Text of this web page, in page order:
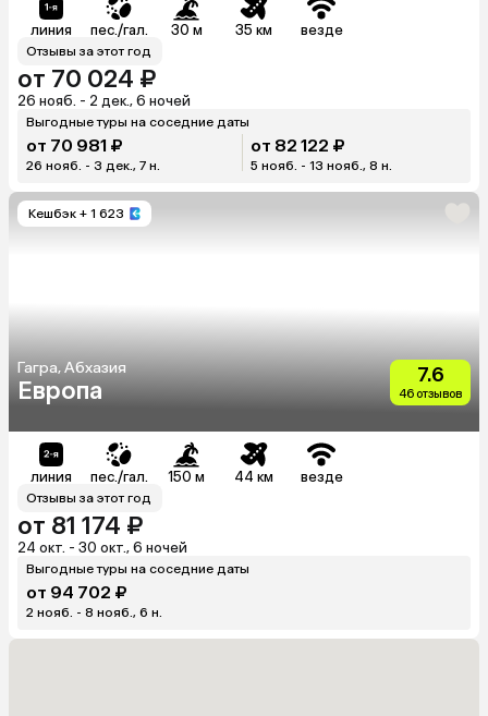
линия пес./гал. 30 м 35 км везде
Отзывы за этот год
от 70 024 ₽
26 нояб. - 2 дек., 6 ночей
Выгодные туры на соседние даты
от 70 981 ₽
26 нояб. - 3 дек., 7 н.
от 82 122 ₽
5 нояб. - 13 нояб., 8 н.
Кешбэк + 1 623
Гагра, Абхазия
Европа
7.6
46 отзывов
линия пес./гал. 150 м 44 км везде
Отзывы за этот год
от 81 174 ₽
24 окт. - 30 окт., 6 ночей
Выгодные туры на соседние даты
от 94 702 ₽
2 нояб. - 8 нояб., 6 н.